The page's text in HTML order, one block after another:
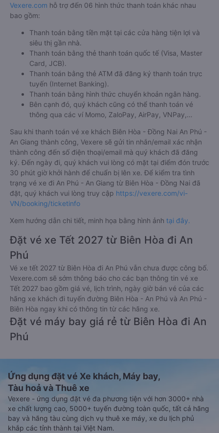
Vexere.com hỗ trợ đến 06 hình thức thanh toán khác nhau
bao gồm:
Thanh toán bằng tiền mặt tại các cửa hàng tiện lợi và
siêu thị gần nhà.
Thanh toán bằng thẻ thanh toán quốc tế (Visa, Master
Card, JCB).
Thanh toán bằng thẻ ATM đã đăng ký thanh toán trực
tuyến (Internet Banking).
Thanh toán bằng hình thức chuyển khoản ngân hàng.
Bên cạnh đó, quý khách cũng có thể thanh toán vé
thông qua các ví Momo, ZaloPay, AirPay, VNPay,…
Sau khi thanh toán vé xe khách Biên Hòa - Đồng Nai An Phú -
An Giang thành công, Vexere sẽ gửi tin nhắn/email xác nhận
thành công đến số điện thoại/email mà quý khách đã đăng
ký. Đến ngày đi, quý khách vui lòng có mặt tại điểm đón trước
30 phút giờ khởi hành để chuẩn bị lên xe. Để kiểm tra tình
trạng vé xe đi An Phú - An Giang từ Biên Hòa - Đồng Nai đã
đặt, quý khách vui lòng truy cập https://vexere.com/vi-
VN/booking/ticketinfo
Xem hướng dẫn chi tiết, minh họa bằng hình ảnh tại đây.
Đặt vé xe Tết 2027 từ Biên Hòa đi An
Phú
Vé xe tết 2027 từ Biên Hòa đi An Phú vẫn chưa được công bố.
Vexere.com sẽ sớm thông báo cho các bạn thông tin vé xe
Tết 2027 bao gồm giá vé, lịch trình, ngày giờ bán vé của các
hãng xe khách đi tuyến đường Biên Hòa - An Phú và An Phú -
Biên Hòa ngay khi có thông tin từ các hãng xe.
Đặt vé máy bay giá rẻ từ Biên Hòa đi An
Phú
Ứng dụng đặt vé Xe khách, Máy bay,
Tàu hoả và Thuê xe
Vexere - ứng dụng đặt vé đa phương tiện với hơn 3000+ nhà
xe chất lượng cao, 5000+ tuyến đường toàn quốc, tất cả hãng
bay và hãng tàu cùng dịch vụ thuê xe máy, xe du lịch phủ
khắp các tỉnh thành tại Việt Nam.